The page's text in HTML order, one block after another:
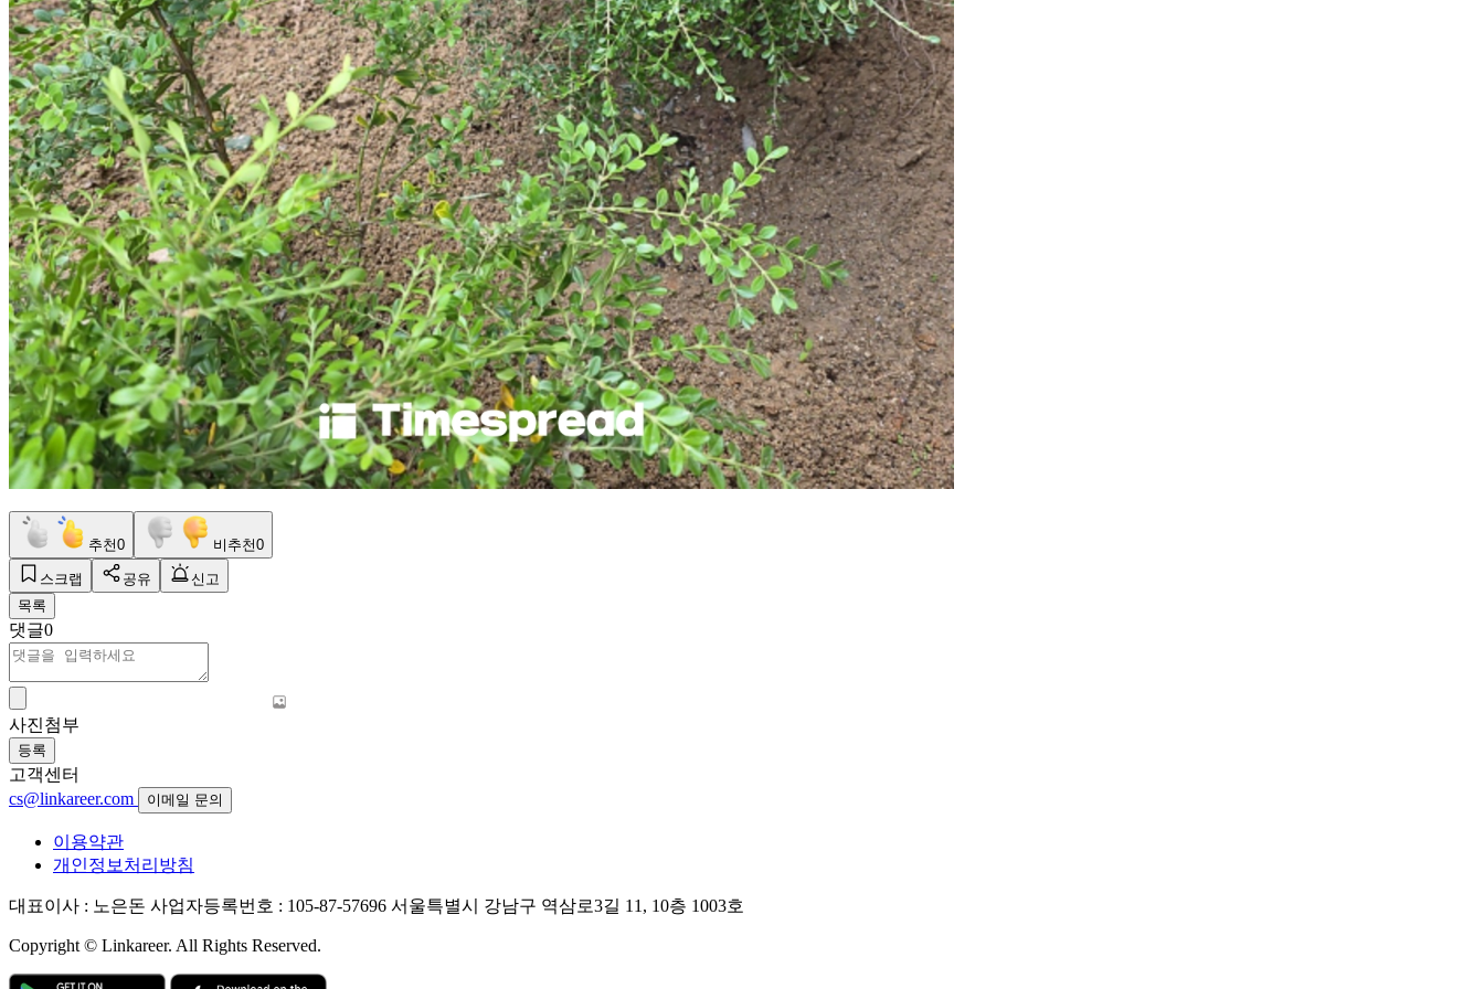
추천0 비추천0
스크랩 공유
신고
목록
댓글0
사진첨부
등록
고객센터
cs@linkareer.com
이메일 문의
이용약관
개인정보처리방침
대표이사 : 노은돈 사업자등록번호 : 105-87-57696 서울특별시 강남구 역삼로3길 11, 10층 1003호
Copyright © Linkareer. All Rights Reserved.